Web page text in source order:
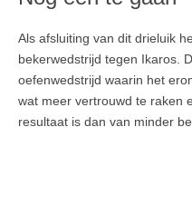
Als afsluiting van dit drieluik
bekerwedstrijd tegen Ikaros.
oefenwedstrijd waarin het
wat meer vertrouwd te raken
resultaat is dan van minder